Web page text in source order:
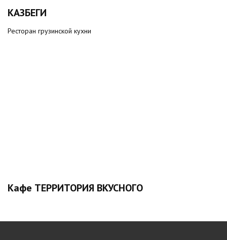
КАЗБЕГИ
Ресторан грузинской кухни
Кафе ТЕРРИТОРИЯ ВКУСНОГО